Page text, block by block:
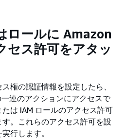
ロールに Amazon
セス許可をアタッ
権の認証情報を設定したら、
連のアクションにアクセスで
は IAM ロールのアクセス許可
。これらのアクセス許可を設
行します。